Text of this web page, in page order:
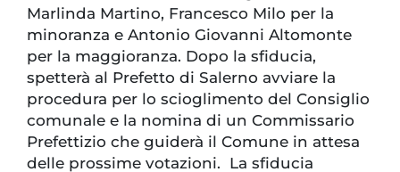
Marlinda Martino, Francesco Milo per la
minoranza e Antonio Giovanni Altomonte
per la maggioranza. Dopo la sfiducia,
spetterà al Prefetto di Salerno avviare la
procedura per lo scioglimento del Consiglio
comunale e la nomina di un Commissario
Prefettizio che guiderà il Comune in attesa
delle prossime votazioni. La sfiducia